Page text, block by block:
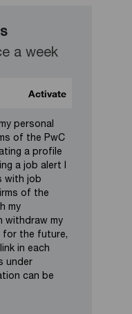
a week
personal
of the PwC
a profile
a job alert I
with job
of the
my
withdraw my
the future,
in each
under
can be
Activate